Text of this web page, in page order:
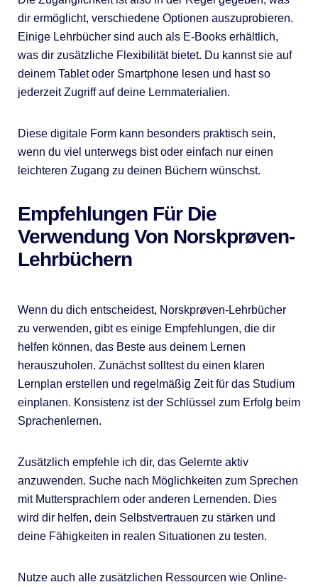
dir ermöglicht, verschiedene Optionen auszuprobieren.
Einige Lehrbücher sind auch als E-Books erhältlich,
was dir zusätzliche Flexibilität bietet. Du kannst sie auf
deinem Tablet oder Smartphone lesen und hast so
jederzeit Zugriff auf deine Lernmaterialien.
Diese digitale Form kann besonders praktisch sein,
wenn du viel unterwegs bist oder einfach nur einen
leichteren Zugang zu deinen Büchern wünschst.
Empfehlungen Für Die
Verwendung Von Norskprøven-
Lehrbüchern
Wenn du dich entscheidest, Norskprøven-Lehrbücher
zu verwenden, gibt es einige Empfehlungen, die dir
helfen können, das Beste aus deinem Lernen
herauszuholen. Zunächst solltest du einen klaren
Lernplan erstellen und regelmäßig Zeit für das Studium
einplanen. Konsistenz ist der Schlüssel zum Erfolg beim
Sprachenlernen.
Zusätzlich empfehle ich dir, das Gelernte aktiv
anzuwenden. Suche nach Möglichkeiten zum Sprechen
mit Muttersprachlern oder anderen Lernenden. Dies
wird dir helfen, dein Selbstvertrauen zu stärken und
deine Fähigkeiten in realen Situationen zu testen.
Nutze auch alle zusätzlichen Ressourcen wie Online-